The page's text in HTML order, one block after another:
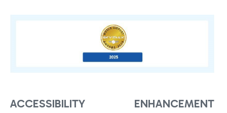
ACCESSIBILITY ENHANCEMENT